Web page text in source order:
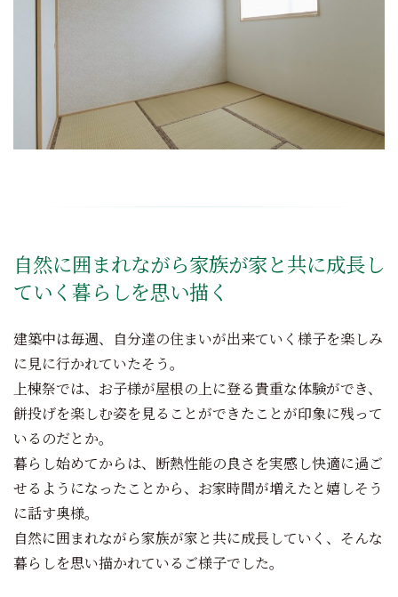
自然に囲まれながら家族が家と共に成長し
ていく暮らしを思い描く
建築中は毎週、自分達の住まいが出来ていく様子を楽しみ
に見に行かれていたそう。
上棟祭では、お子様が屋根の上に登る貴重な体験ができ、
餅投げを楽しむ姿を見ることができたことが印象に残って
いるのだとか。
暮らし始めてからは、断熱性能の良さを実感し快適に過ご
せるようになったことから、お家時間が増えたと嬉しそう
に話す奥様。
自然に囲まれながら家族が家と共に成長していく、そんな
暮らしを思い描かれているご様子でした。